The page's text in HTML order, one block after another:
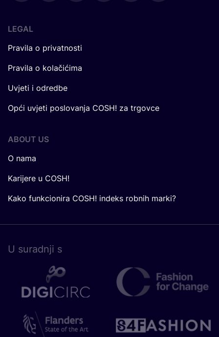
LEGAL
Pravila o privatnosti
Pravila o kolačićima
Uvjeti i odredbe
Opći uvjeti poslovanja COSH! za trgovce
ABOUT US
O nama
Karijere u COSH!
Kako funkcionira COSH! indeks robnih marki?
U surad­nji s